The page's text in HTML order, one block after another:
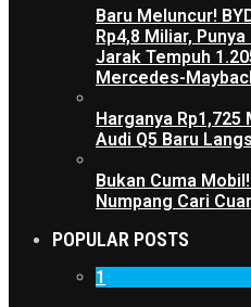
Baru Meluncur!
Rp4,8 Miliar,
Jarak Tempuh
Mercedes-
Harganya
Audi Q5 Baru
Bukan Cuma
Numpang Cari
POPULAR POSTS
1